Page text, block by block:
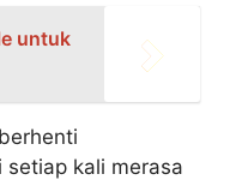
untuk
kali merasa